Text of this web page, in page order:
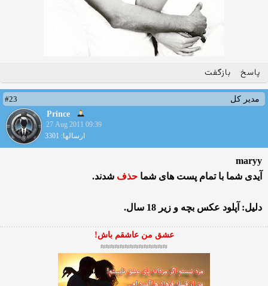
پاسخ بازگفت
مدیر کل
#23
Prince
27 Aug 2011 09:39
ارسالها: 3301
maryy
آیدی شما با تمام پست های شما حذف شدند.
دلیل: آپلود عكس بچه و زیر 18 سال.
عشق من عاشقم باش!
≈≈≈≈≈≈≈≈≈≈≈≈≈≈